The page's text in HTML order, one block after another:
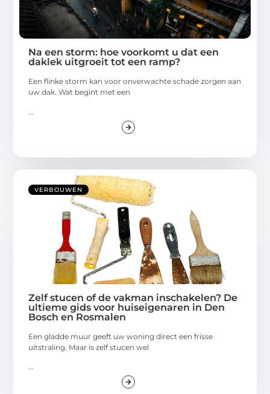
Na een storm: hoe voorkomt u dat een
daklek uitgroeit tot een ramp?
Een flinke storm kan voor onverwachte schade zorgen aan
uw dak. Wat begint met een
VERBOUWEN
Zelf stucen of de vakman inschakelen? De
ultieme gids voor huiseigenaren in Den
Bosch en Rosmalen
Een gladde muur geeft uw woning direct een frisse
uitstraling. Maar is zelf stucen wel